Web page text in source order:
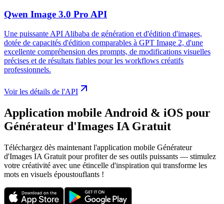
Qwen Image 3.0 Pro API
Une puissante API Alibaba de génération et d'édition d'images,
dotée de capacités d'édition comparables à GPT Image 2, d'une
excellente compréhension des prompts, de modifications visuelles
précises et de résultats fiables pour les workflows créatifs
professionnels.
Voir les détails de l'API
Application mobile Android & iOS pour
Générateur d'Images IA Gratuit
Téléchargez dès maintenant l'application mobile Générateur
d'Images IA Gratuit pour profiter de ses outils puissants — stimulez
votre créativité avec une étincelle d'inspiration qui transforme les
mots en visuels époustouflants !